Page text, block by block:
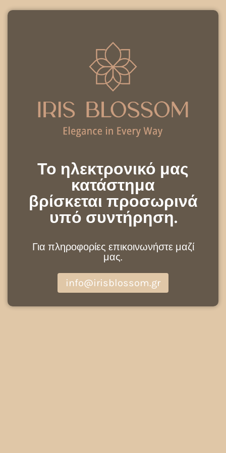
Το ηλεκτρονικό μας
κατάστημα
βρίσκεται προσωρινά
υπό συντήρηση.
Για πληροφορίες επικοινωνήστε μαζί
μας.
info@irisblossom.gr